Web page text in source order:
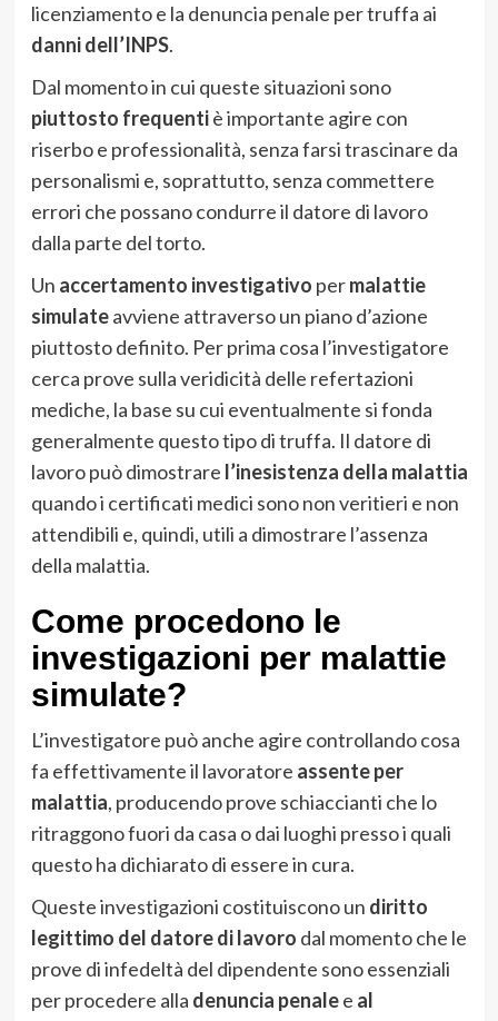
licenziamento e la denuncia penale per truffa ai
danni dell’INPS.
Dal momento in cui queste situazioni sono
piuttosto frequentiè importante agire con
riserbo e professionalità, senza farsi trascinare da
personalismi e, soprattutto, senza commettere
errori che possano condurre il datore di lavoro
dalla parte del torto.
Un accertamento investigativo permalattie
simulateavviene attraverso un piano d’azione
piuttosto definito. Per prima cosa l’investigatore
cerca prove sulla veridicità delle refertazioni
mediche, la base su cui eventualmente si fonda
generalmente questo tipo di truffa. Il datore di
lavoro può dimostrare l’inesistenza della malattia
quando i certificati medici sono non veritieri e non
attendibili e, quindi, utili a dimostrare l’assenza
della malattia.
Come procedono le
investigazioni per malattie
simulate?
L’investigatore può anche agire controllando cosa
fa effettivamente il lavoratore assente per
malattia, producendo prove schiaccianti che lo
ritraggono fuori da casa o dai luoghi presso i quali
questo ha dichiarato di essere in cura.
Queste investigazioni costituiscono un diritto
legittimo del datore di lavoro dal momento che le
prove di infedeltà del dipendente sono essenziali
per procedere alla denuncia penalee al